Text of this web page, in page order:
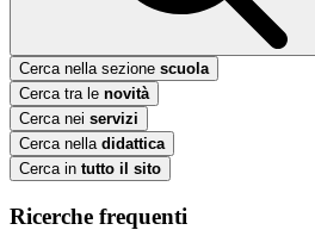
Cerca nella sezione scuola
Cerca tra le novità
Cerca nei servizi
Cerca nella didattica
Cerca in tutto il sito
Ricerche frequenti